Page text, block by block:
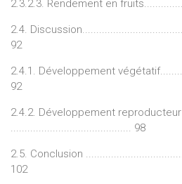
2.3.2.3. Rendement en
2.4.
92
2.4.1. Développement
92
2.4.2. Développement reproducteur
........................................... 98
2.5. Conclusion
102